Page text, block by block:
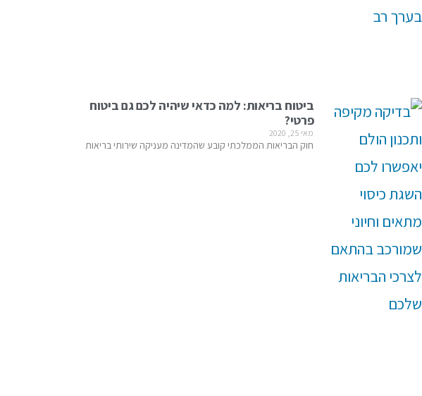
ביטוח בריאות: למה כדאי שיהיה לכם גם ביטוח
פרטי?
מאי 25, 2020
חוק הבריאות הממלכתי קובע שהמדינה מעניקה שירותי בריאות